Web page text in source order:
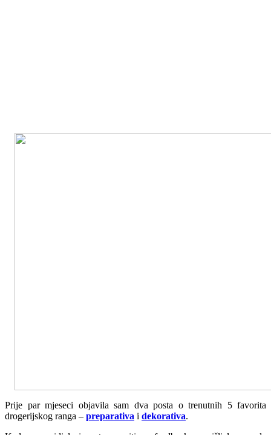
Prije par mjeseci objavila sam dva posta o trenutnih 5 favorita
drogerijskog ranga – preparativa i dekorativa.